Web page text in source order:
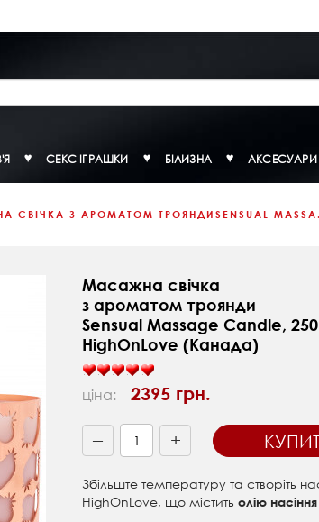
СЕКС ІГРАШКИ БІЛИЗНА АКСЕСУАРИ
СВІЧКА З АРОМАТОМ ТРОЯНДИSENSUAL
Масажна свічка
з ароматом троянди
Sensual Massage Candle,
HighOnLove (Канада)
ціна: 2395 грн.
— +
Збільште температуру та створіть
HighOnLove, що міститьолію